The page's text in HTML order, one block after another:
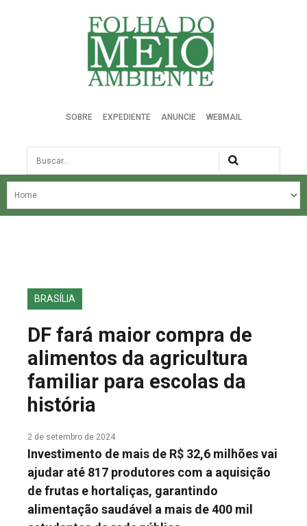
Folha do Meio Ambiente
SOBRE EXPEDIENTE ANUNCIE WEBMAIL
Busca
NOSSA HISTÓRIA
EDIÇÕES ANTERIORES
FALE CONOSCO
BRASÍLIA
DF fará maior compra de
alimentos da agricultura
familiar para escolas da
história
2 de setembro de 2024
Investimento de mais de R$ 32,6 milhões vai
ajudar até 817 produtores com a aquisição
de frutas e hortaliças, garantindo
alimentação saudável a mais de 400 mil